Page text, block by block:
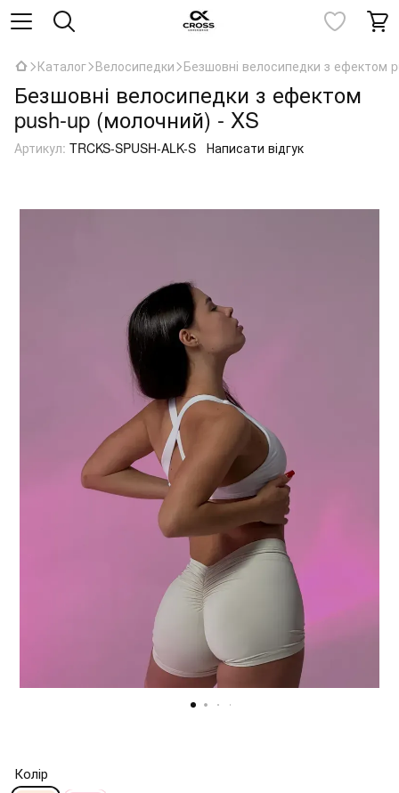
Каталог Велосипедки Безшовні велосипедки з ефектом
Безшовні велосипедки з ефектом
push-up (молочний) - XS
Артикул: TRCKS-SPUSH-ALK-S Написати відгук
Колір